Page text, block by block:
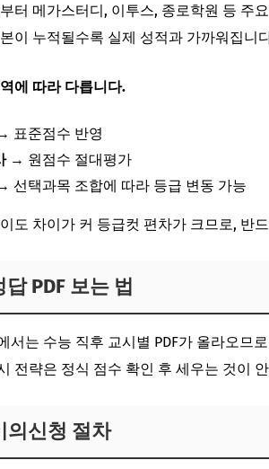
터 메가스터디, 이투스, 종로학원 등 주
이 누적될수록 실제 성적과 가까워집니
에 따라 다릅니다.
표준점수 반영
→ 원점수 절대평가
선택과목 조합에 따라 등급 변동 가능
도 차이가 커 등급컷 편차가 크므로, 반
답 PDF 보는 법
서는 수능 직후 교시별 PDF가 올라오므
전략은 정식 점수 확인 후 세우는 것이
의신청 절차